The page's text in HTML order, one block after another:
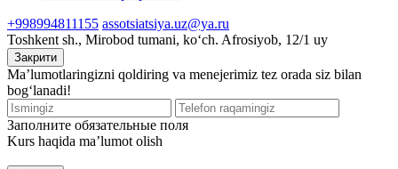
+998994811155 assotsiatsiya.uz@ya.ru
Toshkent sh., Mirobod tumani, koʻch. Afrosiyob, 12/1 uy
Закрити
Ma’lumotlaringizni qoldiring va menejerimiz tez orada siz bilan
bog‘lanadi!
Заполните обязательные поля
Kurs haqida ma’lumot olish